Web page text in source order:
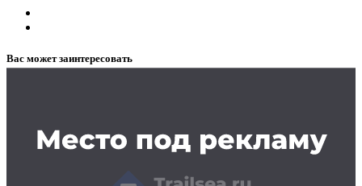
Вас может заинтересовать